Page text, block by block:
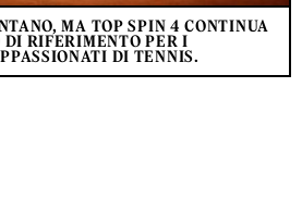
MA TOP SPIN 4 CONTINUA
DI RIFERIMENTO PER I
DI TENNIS.